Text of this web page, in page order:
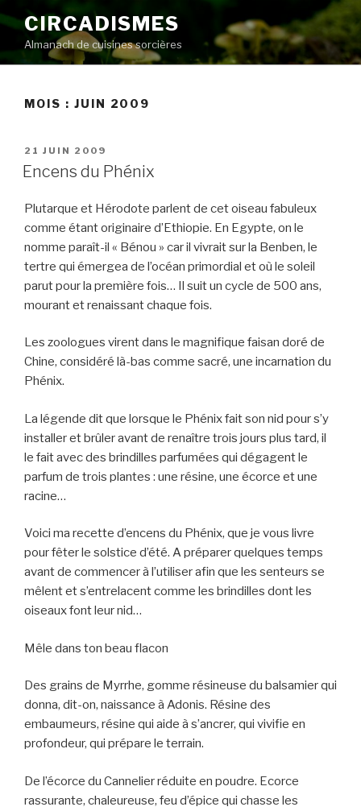
au
contenu
principal
CIRCADISMES
Almanach de cuisines sorcières
MOIS : JUIN 2009
PUBLIÉ
LE
21 JUIN 2009
Encens du Phénix
Plutarque et Hérodote parlent de cet oiseau fabuleux
comme étant originaire d’Ethiopie. En Egypte, on le
nomme paraît-il « Bénou » car il vivrait sur la Benben, le
tertre qui émergea de l’océan primordial et où le soleil
parut pour la première fois… Il suit un cycle de 500 ans,
mourant et renaissant chaque fois.
Les zoologues virent dans le magnifique faisan doré de
Chine, considéré là-bas comme sacré, une incarnation du
Phénix.
La légende dit que lorsque le Phénix fait son nid pour s’y
installer et brûler avant de renaître trois jours plus tard, il
le fait avec des brindilles parfumées qui dégagent le
parfum de trois plantes : une résine, une écorce et une
racine…
Voici ma recette d’encens du Phénix, que je vous livre
pour fêter le solstice d’été. A préparer quelques temps
avant de commencer à l’utiliser afin que les senteurs se
mêlent et s’entrelacent comme les brindilles dont les
oiseaux font leur nid…
Mêle dans ton beau flacon
Des grains de Myrrhe, gomme résineuse du balsamier qui
donna, dit-on, naissance à Adonis. Résine des
embaumeurs, résine qui aide à s’ancrer, qui vivifie en
profondeur, qui prépare le terrain.
De l’écorce du Cannelier réduite en poudre. Ecorce
rassurante, chaleureuse, feu d’épice qui chasse les